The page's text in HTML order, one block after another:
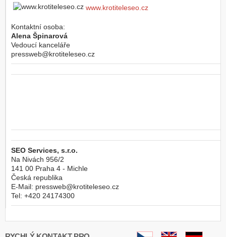
www.krotiteleseo.cz
Kontaktní osoba:
Alena Špinarová
Vedoucí kanceláře
pressweb@krotiteleseo.cz
SEO Services, s.r.o.
Na Nivách 956/2
141 00 Praha 4 - Michle
Česká republika
E-Mail: pressweb@krotiteleseo.cz
Tel: +420 24174300